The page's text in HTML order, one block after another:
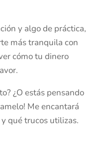
y algo de práctica,
más tranquila con
cómo tu dinero
¿O estás pensando
Me encantará
qué trucos utilizas.